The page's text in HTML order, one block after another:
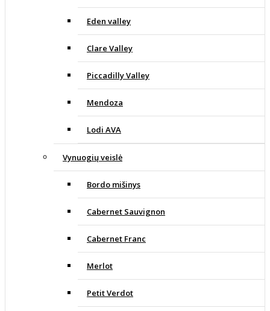
Eden valley
Clare Valley
Piccadilly Valley
Mendoza
Lodi AVA
Vynuogių veislė
Bordo mišinys
Cabernet Sauvignon
Cabernet Franc
Merlot
Petit Verdot